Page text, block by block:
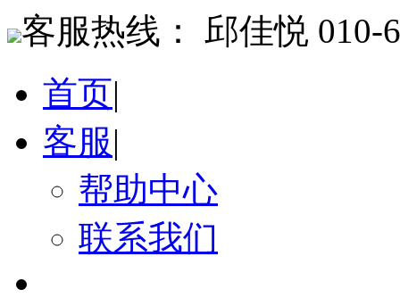
客服热线：
邱佳悦 010-
首页|
客服|
帮助中心
联系我们